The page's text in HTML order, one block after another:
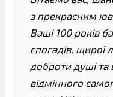
з прекрасним
Ваші 100 років
спогадів, щирої
доброти душі та
відмінного